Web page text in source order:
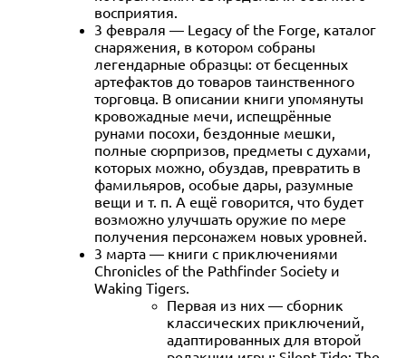
восприятия.
3 февраля — Legacy of the Forge, каталог
снаряжения, в котором собраны
легендарные образцы: от бесценных
артефактов до товаров таинственного
торговца. В описании книги упомянуты
кровожадные мечи, испещрённые
рунами посохи, бездонные мешки,
полные сюрпризов, предметы с духами,
которых можно, обуздав, превратить в
фамильяров, особые дары, разумные
вещи и т. п. А ещё говорится, что будет
возможно улучшать оружие по мере
получения персонажем новых уровней.
3 марта — книги с приключениями
Chronicles of the Pathfinder Society и
Waking Tigers.
Первая из них — сборник
классических приключений,
адаптированных для второй